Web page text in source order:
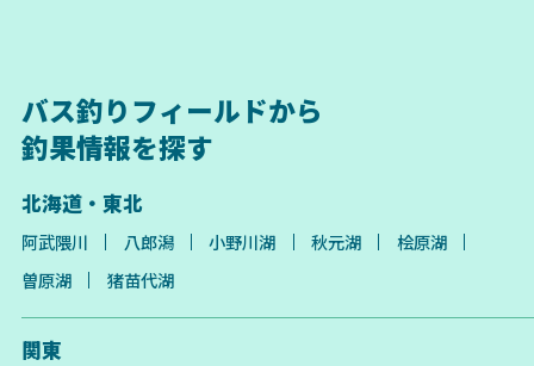
バス釣りフィールドから
釣果情報を探す
北海道・東北
阿武隈川 八郎潟 小野川湖 秋元湖
桧原湖
曽原湖
猪苗代湖
関東